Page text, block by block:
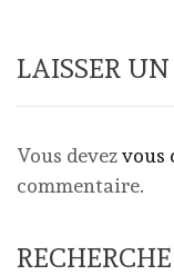
LAISSER
Vous devezvous
commentaire.
RECHERCHE